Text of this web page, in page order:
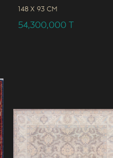
148 x 93 CM
54,300,000 T